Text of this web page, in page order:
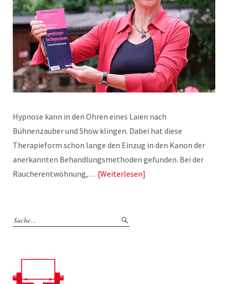
Hypnose kann in den Ohren eines Laien nach
Bühnenzauber und Show klingen. Dabei hat diese
Therapieform schon lange den Einzug in den Kanon der
anerkannten Behandlungsmethoden gefunden. Bei der
Raucherentwöhnung,… Weiterlesen